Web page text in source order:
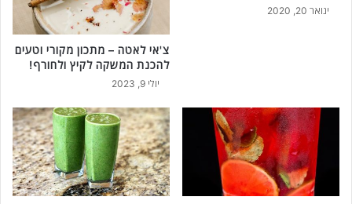
ינואר 20, 2020
צ'אי לאטה – מתכון מקורי וטעים
להכנת המשקה לקיץ ולחורף!
יולי 9, 2023